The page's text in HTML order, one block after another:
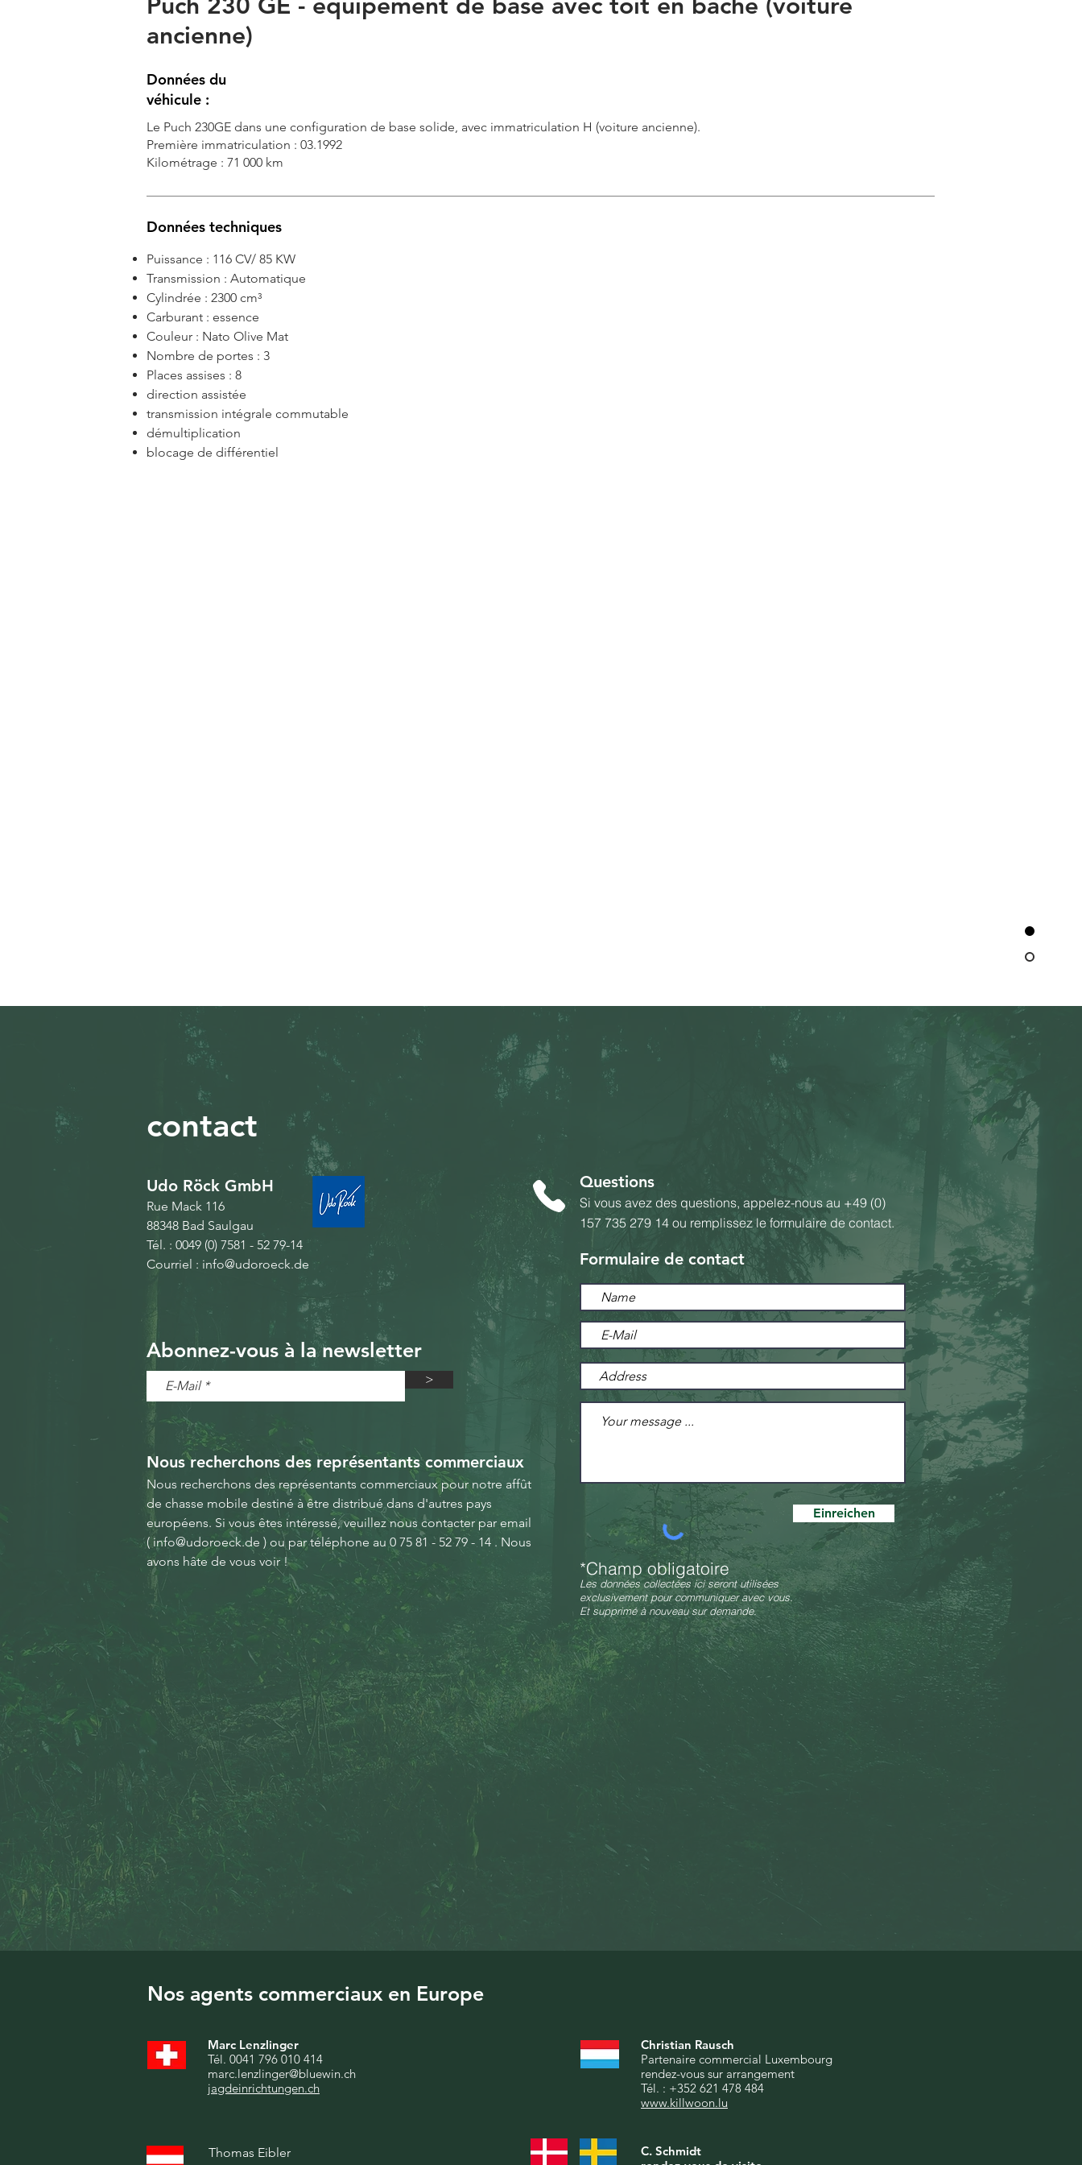
ancienne)
Données du
véhicule :
Le Puch 230GE dans une configuration de base solide, avec immatriculation H (voiture ancienne).
Première immatriculation : 03.1992
Kilométrage : 71 000 km
Données techniques
Puissance : 116 CV/ 85 KW
Transmission : Automatique
Cylindrée : 2300 cm³
Carburant : essence
Couleur : Nato Olive Mat
Nombre de portes : 3
Places assises : 8
direction assistée
transmission intégrale commutable
démultiplication
blocage de différentiel
contact
Udo Röck GmbH
Rue Mack 116
88348 Bad Saulgau
Tél. : 0049 (0) 7581 - 52 79-14
Courriel : info@udoroeck.de
Abonnez-vous à la newsletter
>
Nous recherchons des représentants commerciaux
Nous recherchons des représentants commerciaux pour notre affût
de chasse mobile destiné à être distribué dans d'autres pays
européens. Si vous êtes intéressé, veuillez nous contacter par email
( info@udoroeck.de ) ou par téléphone au 0 75 81 - 52 79 - 14 . Nous
avons hâte de vous voir !
Questions
Si vous avez des questions, appelez-nous au +49 (0)
157 735 279 14 ou remplissez le formulaire de contact.
Formulaire de contact
Einreichen
*Champ obligatoire
Les données collectées ici seront utilisées
exclusivement pour communiquer avec vous.
Et supprimé à nouveau sur demande.
Nos agents commerciaux en Europe
Marc Lenzlinger
Tél. 0041 796 010 414
marc.lenzlinger@bluewin.ch
jagdeinrichtungen.ch
Thomas Eibler
Christian Rausch
Partenaire commercial Luxembourg
rendez-vous sur arrangement
Tél. : +352 621 478 484
www.killwoon.lu
C. Schmidt